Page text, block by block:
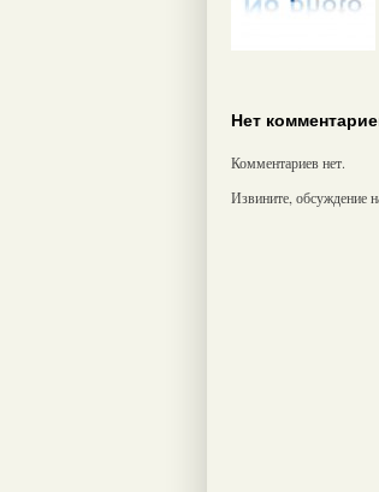
Нет
Комментариев нет.
Извините, обсуждение